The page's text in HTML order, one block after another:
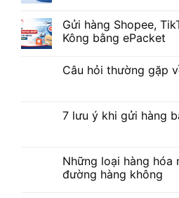
Gửi hàng Shopee,
Kông bằng ePacket
Câu hỏi thường gặp
7 lưu ý khi gửi hàng
Những loại hàng hóa
đường hàng không